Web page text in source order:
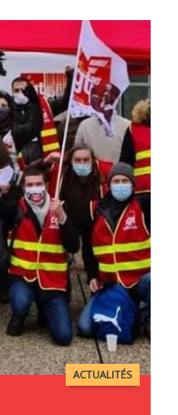
ACTUALITÉS